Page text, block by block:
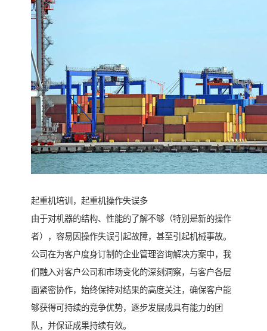
起重机培训，起重机操作失误多
由于对机器的结构、性能的了解不够（特别是新的操作
者），容易因操作失误引起故障，甚至引起机械事故。
公司在为客户度身订制的企业管理咨询解决方案中，我
们融入对客户公司和市场变化的深刻洞察，与客户各层
面紧密协作，始终保持对结果的高度关注，确保客户能
够获得可持续的竞争优势，逐步发展成具有能力的团
队，并保证成果持续有效。